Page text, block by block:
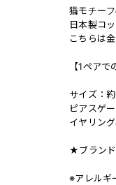
猫モチー
日本製コ
こちらは
【1ペアで
サイズ：
ピアスゲ
イヤリン
★ブランド
※アレルギ